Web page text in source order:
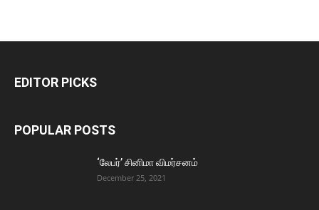
EDITOR PICKS
POPULAR POSTS
‘லேபர்’ சினிமா விமர்சனம்
December 25, 2021